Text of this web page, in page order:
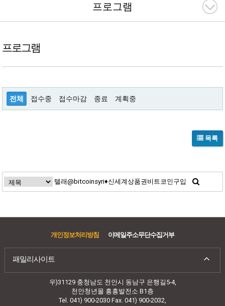
프로그램
프로그램
전체 접수중 접수마감 종료 계획중
목록
개인정보처리방침 이메일주소무단수집거부
패밀리사이트
우)31129 충청남도 천안시 동남구 은행길5-4,
천안청년몰 흥흥발전소 B1층
Tel. 041) 900-2030 Fax. 041) 900-2032,